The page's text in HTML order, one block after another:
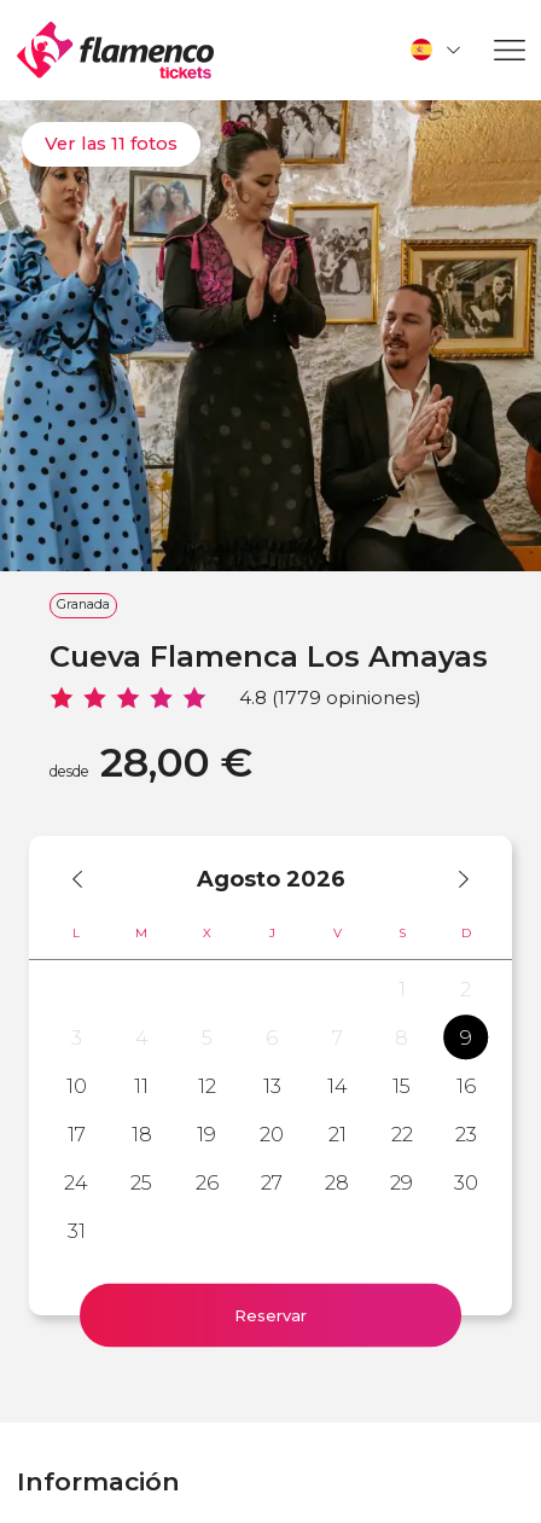
Ver las 11 fotos
Granada
Cueva Flamenca Los Amayas
4.8 (1779 opiniones)
desde 28,00 €
Agosto 2026
L M X J V S D
1
2
3
4 5 6 7 8
9
10
11 12 13 14 15
16
17
18 19 20 21 22
23
24
25 26 27 28 29
30
31
Reservar
Información